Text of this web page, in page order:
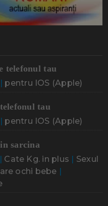
telefonul tau
| pentru IOS (Apple)
tau
| pentru IOS (Apple)
sarcina
| Cate Kg. in plus | Sexul
ochi bebe |